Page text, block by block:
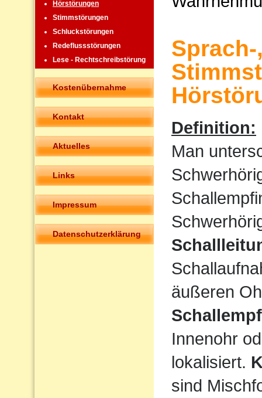
Hörstörungen
Stimmstörungen
Schluckstörungen
Redeflussstörungen
Lese - Rechtschreibstörung
Kostenübernahme
Kontakt
Aktuelles
Links
Impressum
Datenschutzerklärung
Definition:
Man
äußeren
Innenohr
lokalisiert.
sind